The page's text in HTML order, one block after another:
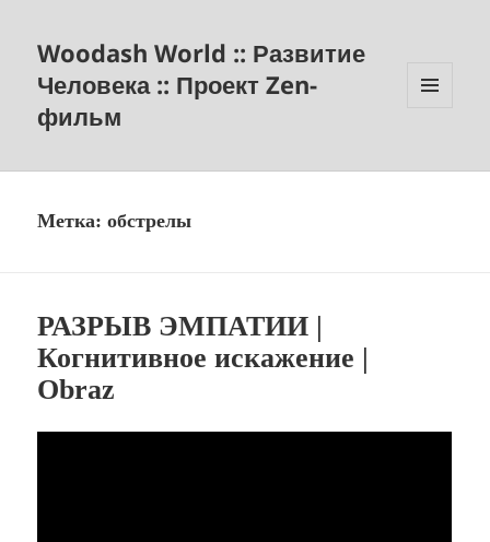
Woodash World :: Развитие
Человека :: Проект Zen-
фильм
Метка:обстрелы
РАЗРЫВ ЭМПАТИИ |
Когнитивное искажение |
Obraz